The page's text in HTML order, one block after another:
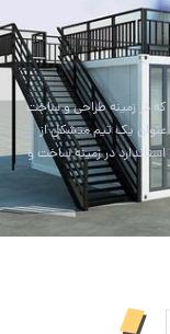
در زمینه طراحی و ساخت
عنوان یک تیم متشکل از
در زمینه ساخت و